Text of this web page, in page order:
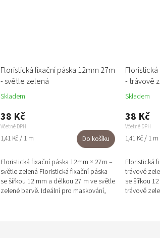
Floristická fixační páska 12mm 27m
- světle zelená
Skladem
38 Kč
Včetně DPH
Měrná
1,41 Kč / 1 m Do košíku
Floristická fixační páska 12mm × 27m –
světle zelená Floristická fixační páska
se šířkou 12 mm a délkou 27 m ve světle
zelené barvě. Ideální pro maskování,
- trávově
Skladem
38 Kč
Včetně DPH
Měrná
1,41 Kč / 1 m
Floristická
trávově
se šířkou
trávově